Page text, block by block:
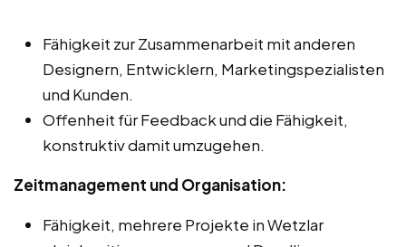
Fähigkeit zur Zusammenarbeit mit anderen
Designern, Entwicklern, Marketingspezialisten
und Kunden.
Offenheit für Feedback und die Fähigkeit,
konstruktiv damit umzugehen.
Zeitmanagement und Organisation:
Fähigkeit, mehrere Projekte in Wetzlar